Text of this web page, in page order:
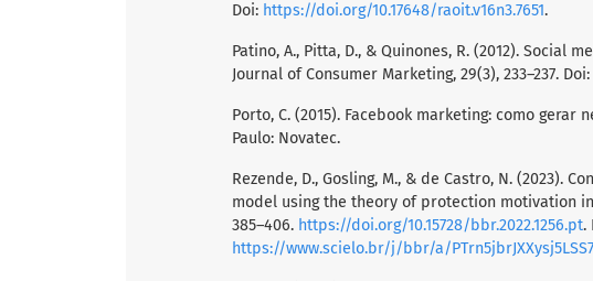
Doi: https://doi.org/10.17648/raoit.v16n3.7651.
Patino, A., Pitta, D., & Quinones, R. (2012). Social
Journal of Consumer Marketing, 29(3), 233–237. Doi:
Porto, C. (2015). Facebook marketing: como
Paulo: Novatec.
Rezende, D., Gosling, M., & de Castro, N. (2023).
model using the theory of protection motivation
385–406. https://doi.org/10.15728/bbr.2022.1256.pt.
https://www.scielo.br/j/bbr/a/